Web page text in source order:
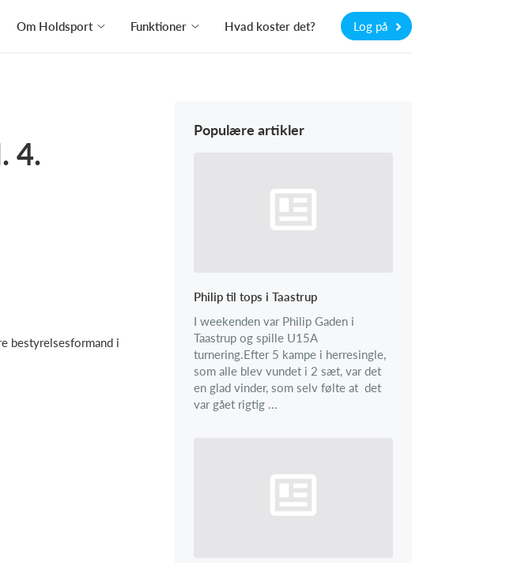
Om Holdsport Funktioner Hvad koster det? Log på
4.
bestyrelsesformand i
Populære artikler
Philip til tops i Taastrup
I weekenden var Philip Gaden i
Taastrup og spille U15A
turnering.Efter 5 kampe i herresingle,
som alle blev vundet i 2 sæt, var det
en glad vinder, som selv følte at det
var gået rigtig ...